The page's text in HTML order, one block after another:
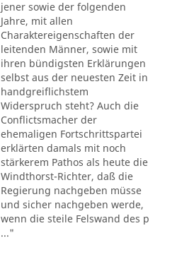
jener sowie der folgenden
Jahre, mit allen
Charaktereigenschaften der
leitenden Männer, sowie mit
ihren bündigsten Erklärungen
selbst aus der neuesten Zeit in
handgreiflichstem
Widerspruch steht? Auch die
Conflictsmacher der
ehemaligen Fortschrittspartei
erklärten damals mit noch
stärkerem Pathos als heute die
Windthorst-Richter, daß die
Regierung nachgeben müsse
und sicher nachgeben werde,
wenn die steile Felswand des p
..."